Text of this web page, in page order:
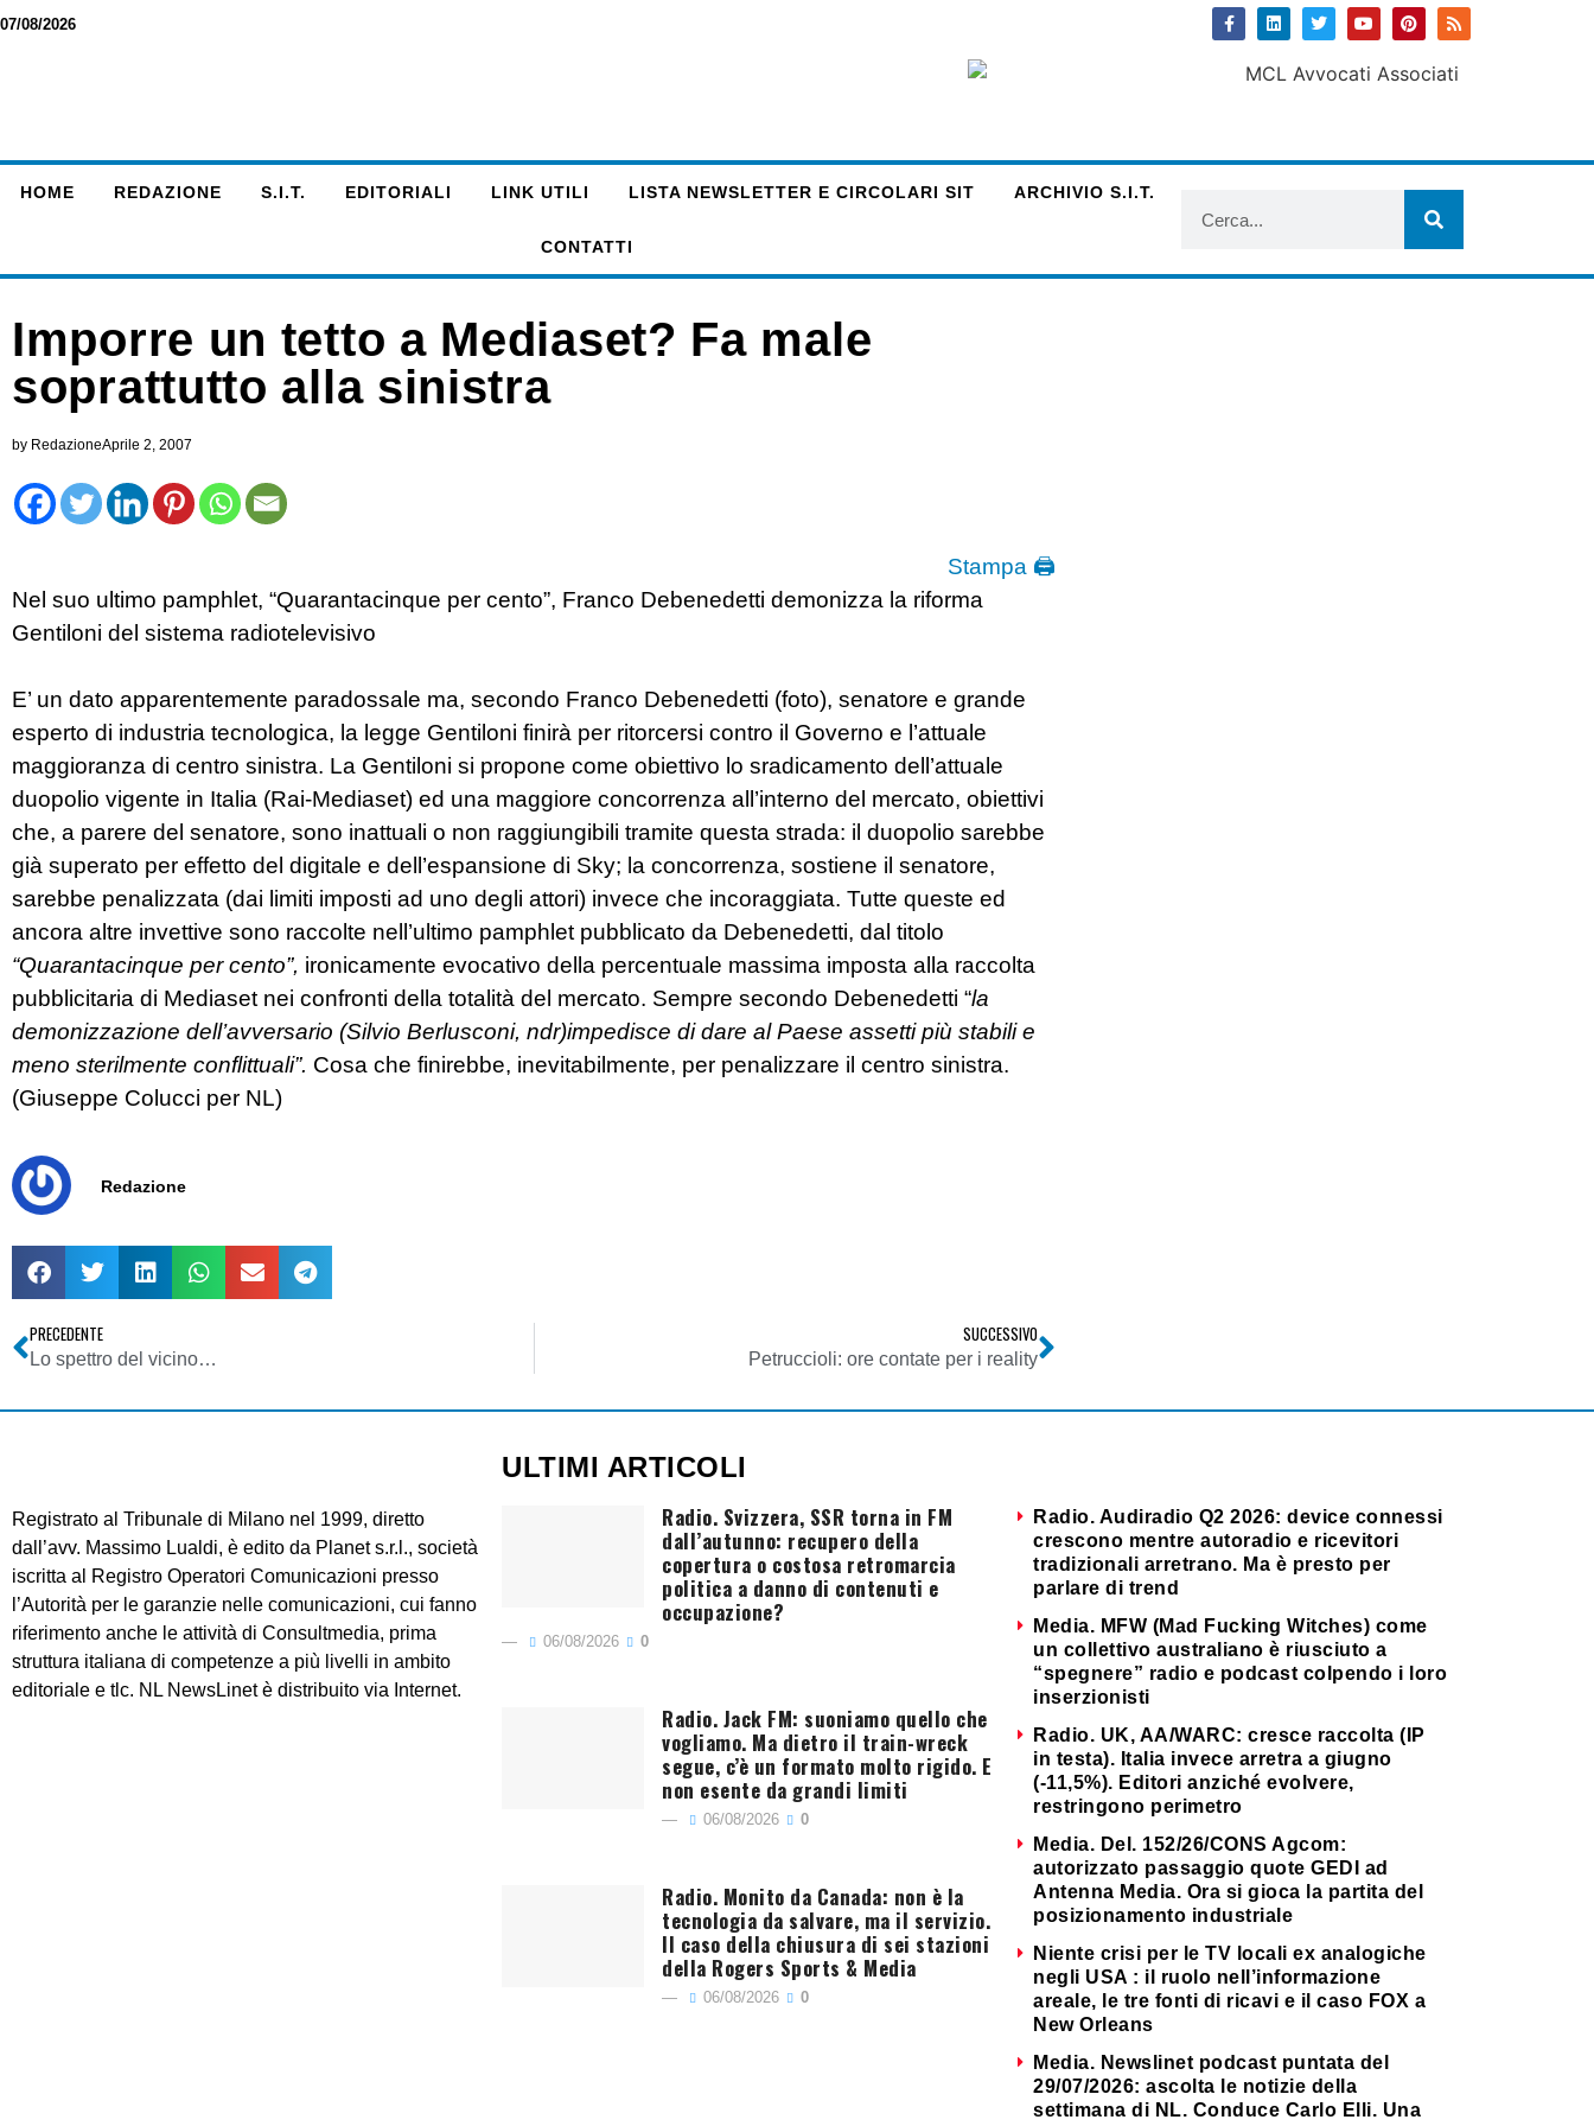
07/08/2026
HOME REDAZIONE S.I.T. EDITORIALI LINK UTILI LISTA NEWSLETTER E CIRCOLARI SIT ARCHIVIO S.I.T.
CONTATTI
Imporre un tetto a Mediaset? Fa male
soprattutto alla sinistra
by RedazioneAprile 2, 2007
Stampa 🖨
Nel suo ultimo pamphlet, “Quarantacinque per cento”, Franco Debenedetti demonizza la riforma
Gentiloni del sistema radiotelevisivo
E’ un dato apparentemente paradossale ma, secondo Franco Debenedetti (foto), senatore e grande
esperto di industria tecnologica, la legge Gentiloni finirà per ritorcersi contro il Governo e l’attuale
maggioranza di centro sinistra. La Gentiloni si propone come obiettivo lo sradicamento dell’attuale
duopolio vigente in Italia (Rai-Mediaset) ed una maggiore concorrenza all’interno del mercato, obiettivi
che, a parere del senatore, sono inattuali o non raggiungibili tramite questa strada: il duopolio sarebbe
già superato per effetto del digitale e dell’espansione di Sky; la concorrenza, sostiene il senatore,
sarebbe penalizzata (dai limiti imposti ad uno degli attori) invece che incoraggiata. Tutte queste ed
ancora altre invettive sono raccolte nell’ultimo pamphlet pubblicato da Debenedetti, dal titolo
“Quarantacinque per cento”, ironicamente evocativo della percentuale massima imposta alla raccolta
pubblicitaria di Mediaset nei confronti della totalità del mercato. Sempre secondo Debenedetti “la
demonizzazione dell’avversario (Silvio Berlusconi, ndr)impedisce di dare al Paese assetti più stabili e
meno sterilmente conflittuali”. Cosa che finirebbe, inevitabilmente, per penalizzare il centro sinistra.
(Giuseppe Colucci per NL)
Redazione
PRECEDENTE
Lo spettro del vicino…
SUCCESSIVO
Petruccioli: ore contate per i reality
Registrato al Tribunale di Milano nel 1999, diretto
dall’avv. Massimo Lualdi, è edito da Planet s.r.l., società
iscritta al Registro Operatori Comunicazioni presso
l’Autorità per le garanzie nelle comunicazioni, cui fanno
riferimento anche le attività di Consultmedia, prima
struttura italiana di competenze a più livelli in ambito
editoriale e tlc. NL NewsLinet è distribuito via Internet.
ULTIMI ARTICOLI
Radio. Svizzera, SSR torna in FM
dall’autunno: recupero della
copertura o costosa retromarcia
politica a danno di contenuti e
occupazione?
06/08/2026 0
Radio. Jack FM: suoniamo quello che
vogliamo. Ma dietro il train-wreck
segue, c’è un formato molto rigido. E
non esente da grandi limiti
06/08/2026 0
Radio. Monito da Canada: non è la
tecnologia da salvare, ma il servizio.
Il caso della chiusura di sei stazioni
della Rogers Sports & Media
06/08/2026 0
Radio. Audiradio Q2 2026: device connessi
crescono mentre autoradio e ricevitori
tradizionali arretrano. Ma è presto per
parlare di trend
Media. MFW (Mad Fucking Witches) come
un collettivo australiano è riusciuto a
“spegnere” radio e podcast colpendo i loro
inserzionisti
Radio. UK, AA/WARC: cresce raccolta (IP
in testa). Italia invece arretra a giugno
(-11,5%). Editori anziché evolvere,
restringono perimetro
Media. Del. 152/26/CONS Agcom:
autorizzato passaggio quote GEDI ad
Antenna Media. Ora si gioca la partita del
posizionamento industriale
Niente crisi per le TV locali ex analogiche
negli USA : il ruolo nell’informazione
areale, le tre fonti di ricavi e il caso FOX a
New Orleans
Media. Newslinet podcast puntata del
29/07/2026: ascolta le notizie della
settimana di NL. Conduce Carlo Elli. Una